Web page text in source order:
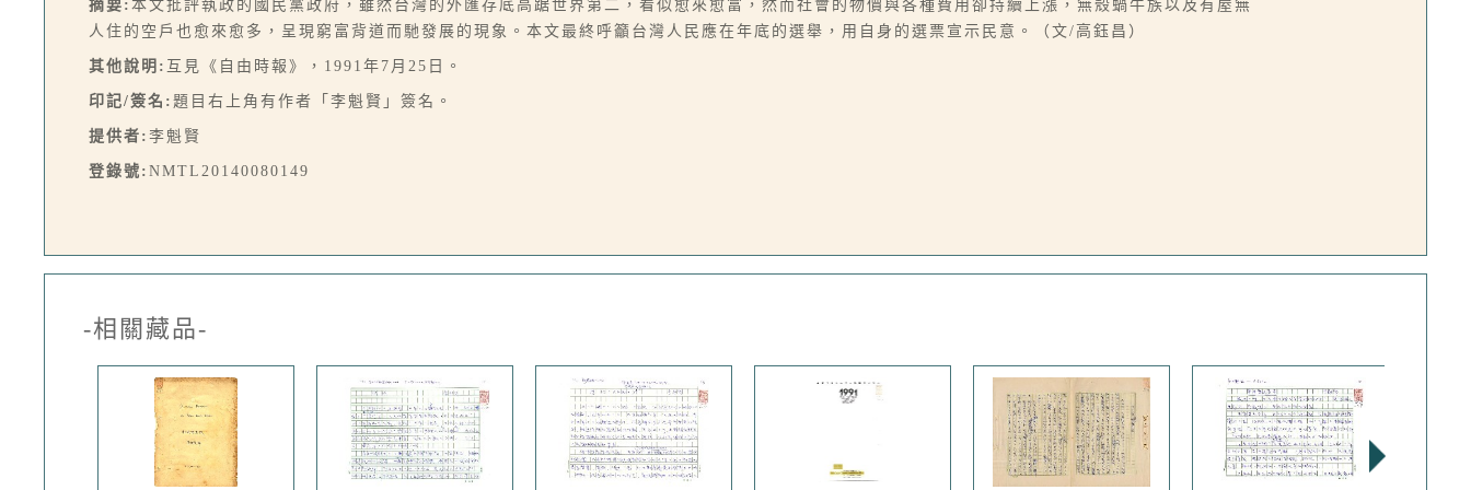
摘要: 本文批評執政的國民黨政府，雖然台灣的外匯存底高踞世界第二，看似愈來愈富，然而社會的物價與各種費用卻持續上漲，無殼蝸牛族以及有屋無
人住的空戶也愈來愈多，呈現窮富背道而馳發展的現象。本文最終呼籲台灣人民應在年底的選舉，用自身的選票宣示民意。（文/高鈺昌）
其他說明: 互見《自由時報》，1991年7月25日。
印記/簽名: 題目右上角有作者「李魁賢」簽名。
提供者: 李魁賢
登錄號: NMTL20140080149
-相關藏品-